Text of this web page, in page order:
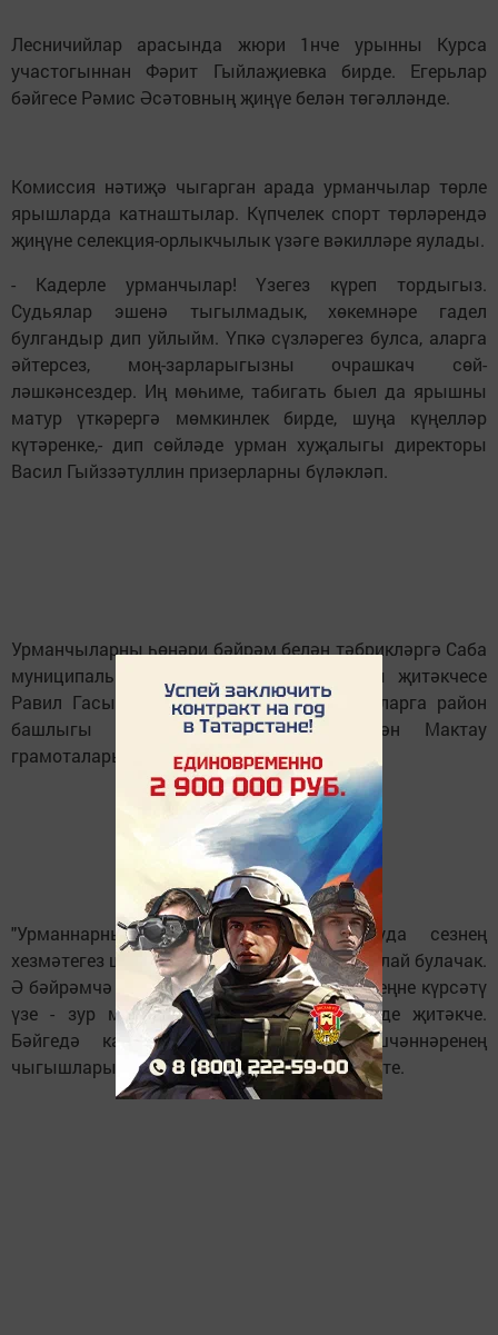
Лесничийлар арасында жюри 1нче урынны Курса
участогыннан Фәрит Гыйлаҗиевка бирде. Егерьлар
бәйгесе Рәмис Әсәтовның җиңүе белән төгәлләнде.
Комиссия нәтиҗә чыгарган арада урманчылар төрле
ярышларда катнаштылар. Күпчелек спорт төрләрендә
җиңүне селекция-ор­лыкчылык үзәге вәкилләре яулады.
- Кадерле урманчылар! Үзегез күреп тордыгыз.
Судьялар эшенә тыгылмадык, хөкемнәре гадел
булгандыр дип уйлыйм. Үпкә сүзләрегез булса, аларга
әйтерсез, моң-зарларыгызны очрашкач сөй­
ләшкәнсездер. Иң мө­һиме, табигать быел да ярышны
матур үткәрергә мөмкинлек бирде, шуңа күңелләр
күтәренке,- дип сөйләде урман хуҗалыгы директоры
Васил Гыйззәтуллин призерларны бүләкләп.
Урманчыларны һөнәри бәйрәм белән тәбрикләргә Саба
муниципаль районы башкарма комитеты җитәкчесе
Равил Гасыймов та килде һәм алдынгыларга район
башлыгы Рәис Миңнеханов исеменнән Мактау
грамоталары, Рәхмәт хатлары тапшырды.
"Урманнарны, аның байлыгын саклауда сезнең
хезмәтегез шулхәтле зур һәм киләчәктә шулай булачак.
Ә бәйрәмчә итеп оештырылган ярышта үзеңне күрсәтү
үзе - зур мәртәбә, уңышлар сезгә",- диде җитәкче.
Бәйгедә катнашучыларга Лесхоз үзешчәннәренең
чыгышлары да бәйрәм сәламе булып иреште.